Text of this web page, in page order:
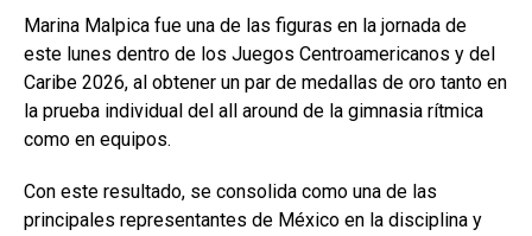
Marina Malpica fue una de las figuras en la jornada de
este lunes dentro de los Juegos Centroamericanos y del
Caribe 2026, al obtener un par de medallas de oro tanto en
la prueba individual del all around de la gimnasia rítmica
como en equipos.
Con este resultado, se consolida como una de las
principales representantes de México en la disciplina y